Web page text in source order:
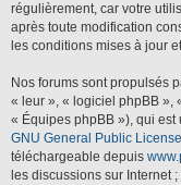
régulièrement, car votre
après toute modification
les conditions mises à jour
Nos forums sont propulsés
« leur », « logiciel phpBB »,
« Équipes phpBB »), qui
GNU General Public
téléchargeable depuis
les discussions sur Internet